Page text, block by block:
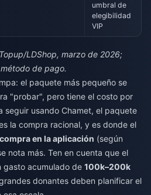
umbral de
elegibilidad
VIP
LDShop, marzo de 2026;
de pago.
el paquete más pequeño se
"probar", pero tiene el costo por
seguir usando Chamet, el paquete
la compra racional, y es donde el
en la aplicación (según
nota más. Ten en cuenta que el
gasto acumulado de 100k–200k
donantes deben planificar el